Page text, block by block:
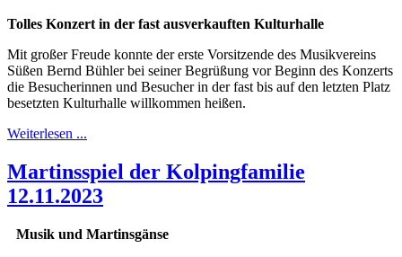
Tolles Konzert in der fast ausverkauften Kulturhalle
Mit großer Freude konnte der erste Vorsitzende des Musikvereins
Süßen Bernd Bühler bei seiner Begrüßung vor Beginn des Konzerts
die Besucherinnen und Besucher in der fast bis auf den letzten Platz
besetzten Kulturhalle willkommen heißen.
Weiterlesen ...
Martinsspiel der Kolpingfamilie
12.11.2023
Musik und Martinsgänse